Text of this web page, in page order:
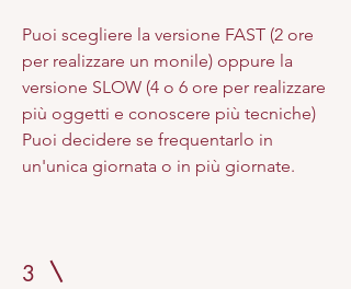
Puoi scegliere la versione FAST (2 ore
per realizzare un monile) oppure la
versione SLOW (4 o 6 ore per realizzare
più oggetti e conoscere più tecniche)
Puoi decidere se frequentarlo in
un'unica giornata o in più giornate.
3